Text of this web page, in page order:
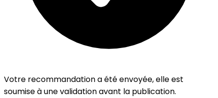
Votre recommandation a été envoyée, elle est
soumise à une validation avant la publication.